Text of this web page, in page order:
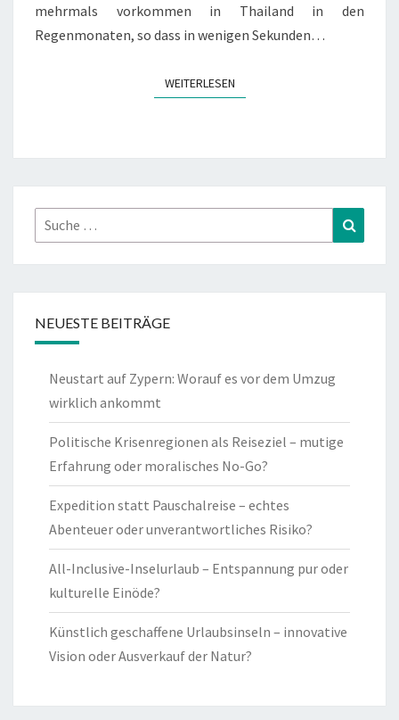
mehrmals vorkommen in Thailand in den
Regenmonaten, so dass in wenigen Sekunden…
WEITERLESENWEITERLESEN
Suche
nach:
NEUESTE BEITRÄGE
Neustart auf Zypern: Worauf es vor dem Umzug
wirklich ankommt
Politische Krisenregionen als Reiseziel – mutige
Erfahrung oder moralisches No-Go?
Expedition statt Pauschalreise – echtes
Abenteuer oder unverantwortliches Risiko?
All-Inclusive-Inselurlaub – Entspannung pur oder
kulturelle Einöde?
Künstlich geschaffene Urlaubsinseln – innovative
Vision oder Ausverkauf der Natur?